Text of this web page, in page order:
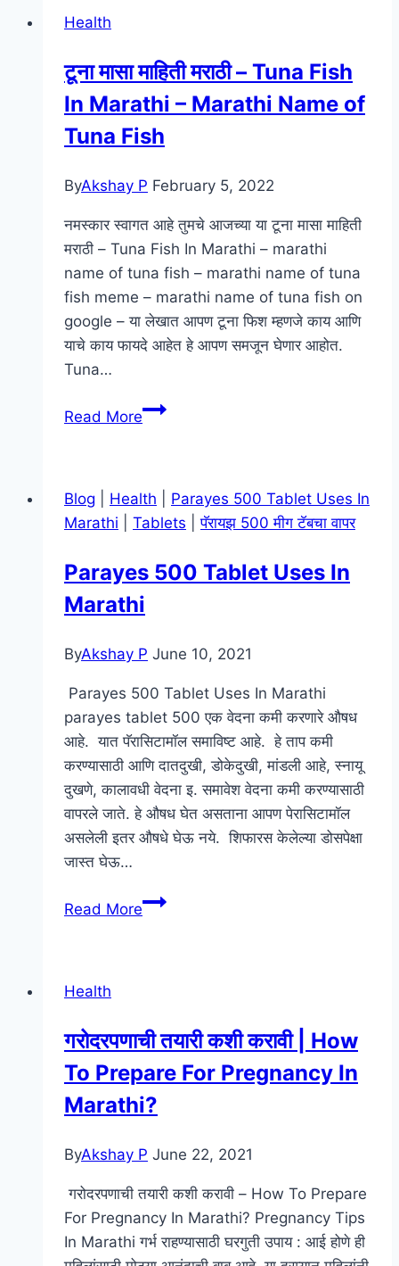
Health
टूना मासा माहिती मराठी – Tuna Fish
In Marathi – Marathi Name of
Tuna Fish
ByAkshay P February 5, 2022
नमस्कार स्वागत आहे तुमचे आजच्या या टूना मासा माहिती
मराठी – Tuna Fish In Marathi – marathi
name of tuna fish – marathi name of tuna
fish meme – marathi name of tuna fish on
google – या लेखात आपण टूना फिश म्हणजे काय आणि
याचे काय फायदे आहेत हे आपण समजून घेणार आहोत.
Tuna…
Read Moreटूना
–
Tuna
In
Marathi
Marathi
of
Tuna
Fish
Blog Health
Parayes 500 Tablet Uses In
Marathi
Tablets |पॅरायझ 500 मीग टॅबचा वापर
Parayes 500 Tablet Uses In
Marathi
ByAkshay P June 10, 2021
Parayes 500 Tablet Uses In Marathi
parayes tablet 500 एक वेदना कमी करणारे औषध
आहे. यात पॅरासिटामॉल समाविष्ट आहे. हे ताप कमी
करण्यासाठी आणि दातदुखी, डोकेदुखी, मांडली आहे, स्नायू
दुखणे, कालावधी वेदना इ. समावेश वेदना कमी करण्यासाठी
वापरले जाते. हे औषध घेत असताना आपण पेरासिटामॉल
असलेली इतर औषधे घेऊ नये. शिफारस केलेल्या डोसपेक्षा
जास्त घेऊ…
Read MoreParayes
Health
गरोदरपणाची तयारी कशी करावी | How
To Prepare For Pregnancy In
Marathi?
ByAkshay P June 22, 2021
गरोदरपणाची तयारी कशी करावी – How To Prepare
For Pregnancy In Marathi? Pregnancy Tips
In Marathi गर्भ राहण्यासाठी घरगुती उपाय : आई होणे ही